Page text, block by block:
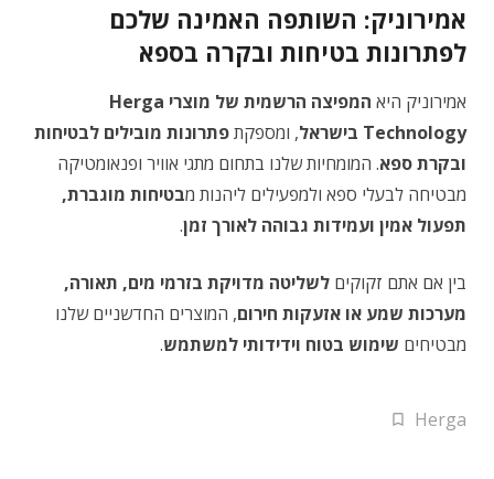
אמירוניק: השותפה האמינה שלכם
לפתרונות בטיחות ובקרה בספא
אמירוניק היא
המפיצה הרשמית של מוצרי Herga
Technology בישראל
, ומספקתפתרונות מובילים לבטיחות
ובקרת ספא. המומחיות שלנו בתחום מתגי אוויר ופנאומטיקה
מבטיחה לבעלי ספא ולמפעילים ליהנות מבטיחות מוגברת,
תפעול אמין ועמידות גבוהה לאורך זמן.
בין אם אתם זקוקים לשליטה מדויקת בזרמי מים, תאורה,
מערכות שמע או אזעקות חירום, המוצרים החדשניים שלנו
מבטיחים שימוש בטוח וידידותי למשתמש.
Herga